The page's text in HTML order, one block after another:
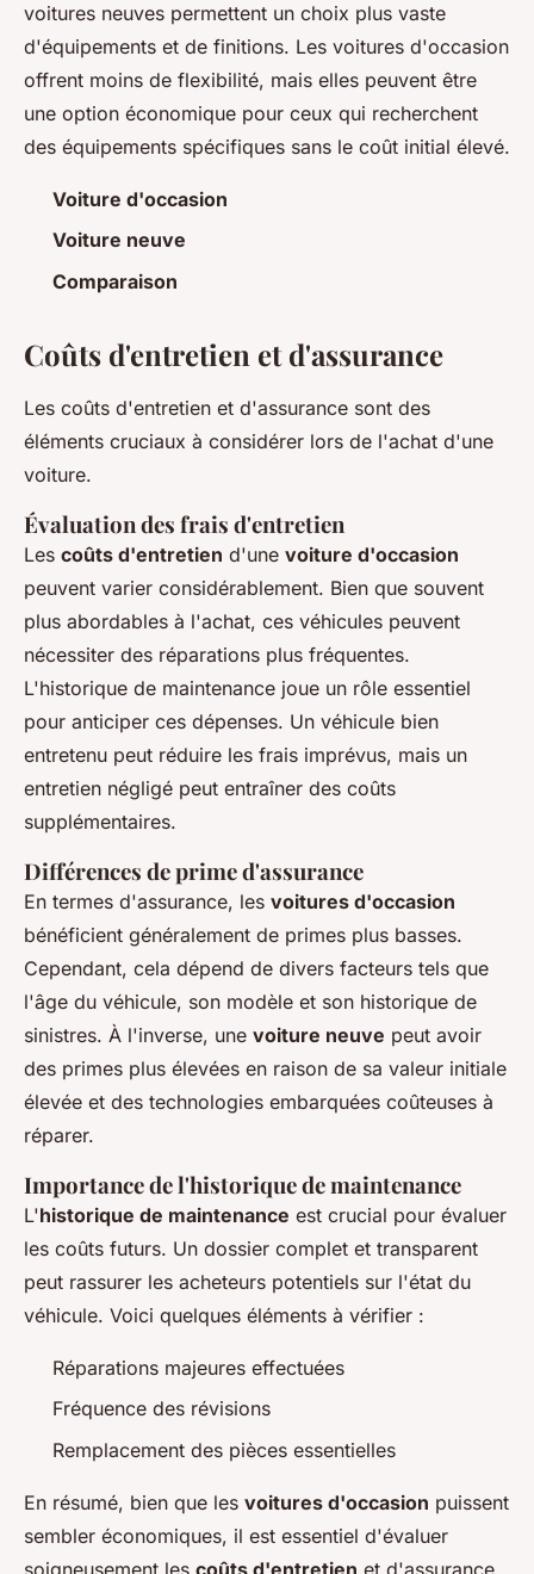
voitures neuves permettent un choix plus vaste
d'équipements et de finitions. Les voitures d'occasion
offrent moins de flexibilité, mais elles peuvent être
une option économique pour ceux qui recherchent
des équipements spécifiques sans le coût initial élevé.
Voiture d'occasion
Voiture neuve
Comparaison
Coûts d'entretien et d'assurance
Les coûts d'entretien et d'assurance sont des
éléments cruciaux à considérer lors de l'achat d'une
voiture.
Évaluation des frais d'entretien
Les coûts d'entretien d'une voiture d'occasion
peuvent varier considérablement. Bien que souvent
plus abordables à l'achat, ces véhicules peuvent
nécessiter des réparations plus fréquentes.
L'historique de maintenance joue un rôle essentiel
pour anticiper ces dépenses. Un véhicule bien
entretenu peut réduire les frais imprévus, mais un
entretien négligé peut entraîner des coûts
supplémentaires.
Différences de prime d'assurance
En termes d'assurance, les voitures d'occasion
bénéficient généralement de primes plus basses.
Cependant, cela dépend de divers facteurs tels que
l'âge du véhicule, son modèle et son historique de
sinistres. À l'inverse, une voiture neuve peut avoir
des primes plus élevées en raison de sa valeur initiale
élevée et des technologies embarquées coûteuses à
réparer.
Importance de l'historique de maintenance
L'historique de maintenance est crucial pour évaluer
les coûts futurs. Un dossier complet et transparent
peut rassurer les acheteurs potentiels sur l'état du
véhicule. Voici quelques éléments à vérifier :
Réparations majeures effectuées
Fréquence des révisions
Remplacement des pièces essentielles
En résumé, bien que les voitures d'occasion puissent
sembler économiques, il est essentiel d'évaluer
soigneusement les coûts d'entretien et d'assurance